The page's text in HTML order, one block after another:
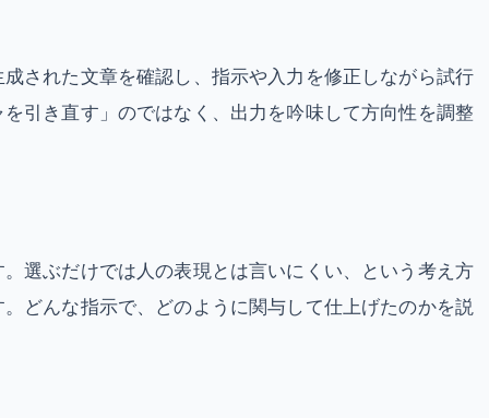
された文章を確認し、指示や入力を修正しながら試行
引き直す」のではなく、出力を吟味して方向性を調整
選ぶだけでは人の表現とは言いにくい、という考え方
どんな指示で、どのように関与して仕上げたのかを説